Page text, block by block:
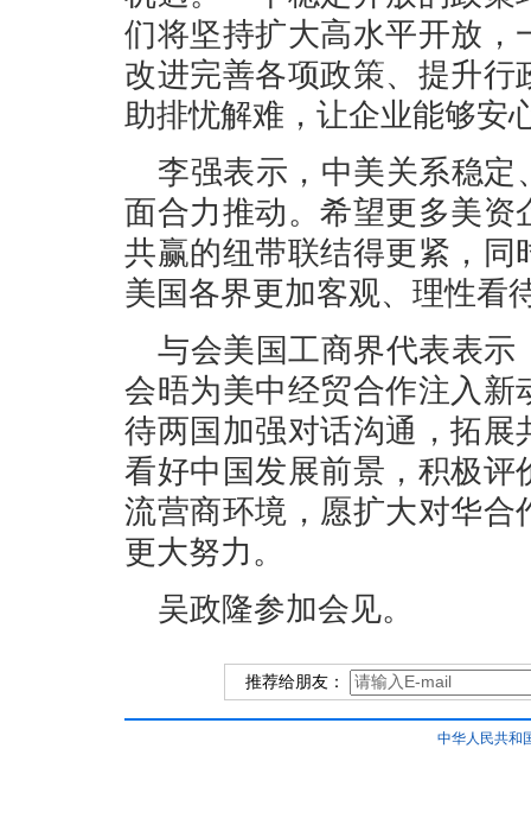
们将坚持扩大高水平开放
改进完善各项政策、提升
助排忧解难，让企业能够安
李强表示，中美关系稳
面合力推动。希望更多美
共赢的纽带联结得更紧，
美国各界更加客观、理性看
与会美国工商界代表表示
会晤为美中经贸合作注入
待两国加强对话沟通，拓
看好中国发展前景，积极
流营商环境，愿扩大对华
更大努力。
吴政隆参加会见。
推荐给朋友：
中华人民共和